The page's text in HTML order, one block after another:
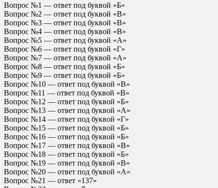
Вопрос №1 — ответ под буквой «Б»
Вопрос №2 — ответ под буквой «В»
Вопрос №3 — ответ под буквой «В»
Вопрос №4 — ответ под буквой «В»
Вопрос №5 — ответ под буквой «А»
Вопрос №6 — ответ под буквой «Г»
Вопрос №7 — ответ под буквой «А»
Вопрос №8 — ответ под буквой «Б»
Вопрос №9 — ответ под буквой «Б»
Вопрос №10 — ответ под буквой «В»
Вопрос №11 — ответ под буквой «В»
Вопрос №12 — ответ под буквой «Б»
Вопрос №13 — ответ под буквой «А»
Вопрос №14 — ответ под буквой «Г»
Вопрос №15 — ответ под буквой «Б»
Вопрос №16 — ответ под буквой «Б»
Вопрос №17 — ответ под буквой «В»
Вопрос №18 — ответ под буквой «Б»
Вопрос №19 — ответ под буквой «В»
Вопрос №20 — ответ под буквой «А»
Вопрос №21 — ответ «137»